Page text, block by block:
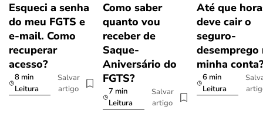
Esqueci a senha
do meu FGTS e
e-mail. Como
recuperar
acesso?
8 min
Leitura
Salvar
artigo
Como saber
quanto vou
receber de
Saque-
Aniversário do
FGTS?
7 min
Leitura
Salvar
artigo
Até que
deve cair o
seguro-
desemprego
minha conta?
6 min
Leitura